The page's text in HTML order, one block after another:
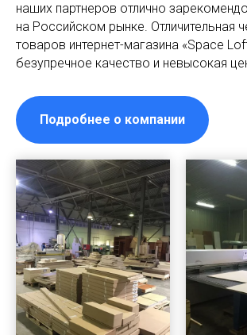
наших партнеров отлично
на Российском рынке. Отличительная
товаров интернет-магазина «Space
безупречное качество и невысокая
Подробнее о компании